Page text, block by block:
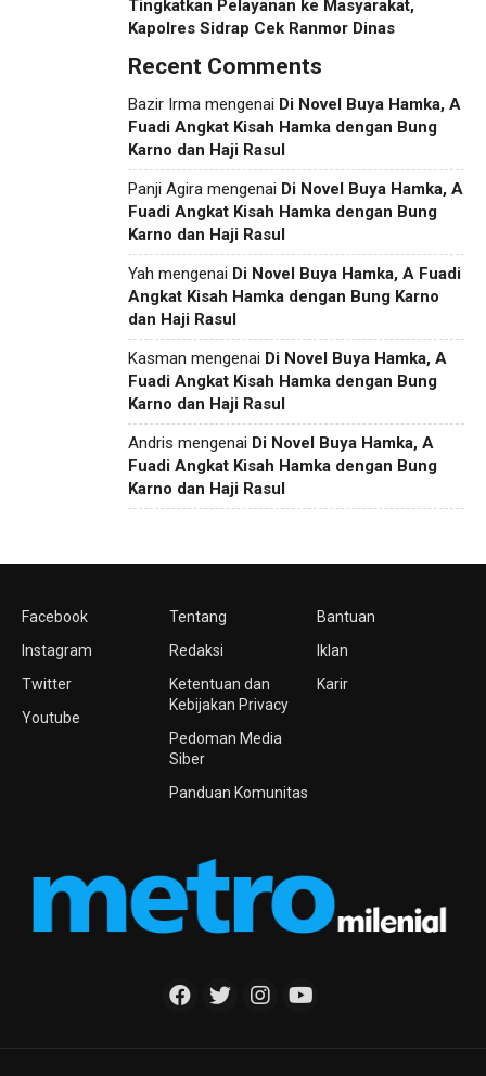
Tingkatkan Pelayanan ke Masyarakat,
Kapolres Sidrap Cek Ranmor Dinas
Recent Comments
Bazir Irma mengenai Di Novel Buya Hamka, A
Fuadi Angkat Kisah Hamka dengan Bung
Karno dan Haji Rasul
Panji Agira mengenai Di Novel Buya Hamka, A
Fuadi Angkat Kisah Hamka dengan Bung
Karno dan Haji Rasul
Yah mengenai Di Novel Buya Hamka, A Fuadi
Angkat Kisah Hamka dengan Bung Karno
dan Haji Rasul
Kasman mengenai Di Novel Buya Hamka, A
Fuadi Angkat Kisah Hamka dengan Bung
Karno dan Haji Rasul
Andris mengenai Di Novel Buya Hamka, A
Fuadi Angkat Kisah Hamka dengan Bung
Karno dan Haji Rasul
Facebook
Instagram
Twitter
Youtube
Tentang
Redaksi
Ketentuan dan
Kebijakan Privacy
Pedoman Media
Siber
Panduan Komunitas
Bantuan
Iklan
Karir